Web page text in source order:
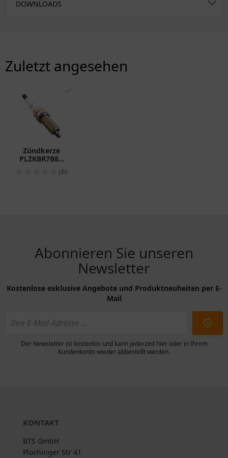
DOWNLOADS
Zuletzt angesehen
✅
Zündkerze
PLZKBR7B8G
Alternative für
(0)
Abonnieren Sie unseren
Newsletter
Kostenlose exklusive Angebote und Produktneuheiten per E-
Mail
Der Newsletter ist kostenlos und kann jederzeit hier oder in Ihrem
Kundenkonto wieder abbestellt werden.
KONTAKT
BTS GmbH
Plochinger Str 41